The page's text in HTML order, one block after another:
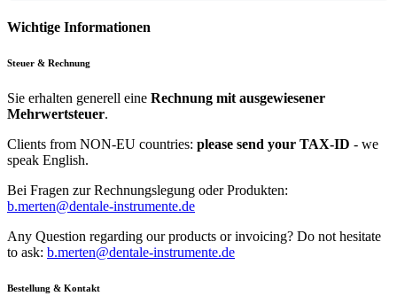
Wichtige Informationen
Steuer & Rechnung
Sie erhalten generell eine Rechnung mit ausgewiesener
Mehrwertsteuer.
Clients from NON-EU countries: please send your TAX-ID - we
speak English.
Bei Fragen zur Rechnungslegung oder Produkten:
b.merten@dentale-instrumente.de
Any Question regarding our products or invoicing? Do not hesitate
to ask: b.merten@dentale-instrumente.de
Bestellung & Kontakt